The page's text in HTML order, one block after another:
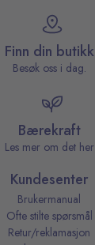
Finn din butikk
Besøk oss i dag.
Bærekraft
Les mer om det her
Kundesenter
Brukermanual
Ofte stilte spørsmål
Retur/reklamasjon